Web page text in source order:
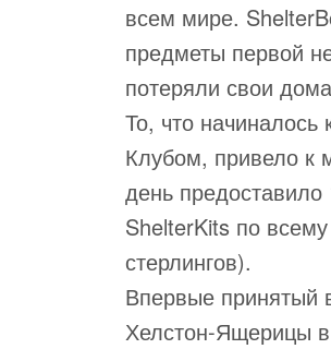
всем мире.
предметы первой
потеряли свои
То, что
Клубом, привело к
день
ShelterKits по
стерлингов).
Впервые принятый
Хелстон-Ящерицы